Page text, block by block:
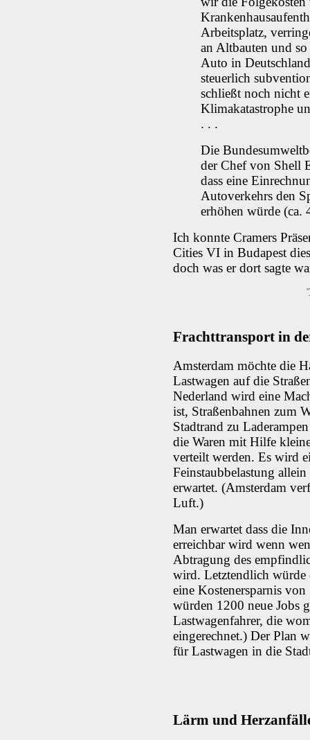
Arbeitsplatz,
an Altbauten und so
Auto in
steuerlich
schließt noch nicht
Klimakatastrophe
. . .
Die
der Chef von Shell
dass eine
Autoverkehrs den
erhöhen würde (ca.
Ich konnte Cramers
Cities VI in Budapest
doch was er dort sagte
"
Frachttransport in
Amsterdam möchte die
Lastwagen auf die
Nederland wird eine
ist, Straßenbahnen zum
Stadtrand zu
die Waren mit Hilfe
verteilt werden. Es wird
Feinstaubbelastung
erwartet. (Amsterdam
Luft.)
Man erwartet dass die
erreichbar wird wenn
Abtragung des
wird. Letztendlich würde
eine Kostenersparnis
würden 1200 neue Jobs
Lastwagenfahrer, die
eingerechnet.) Der Plan
für Lastwagen in die
Lärm und